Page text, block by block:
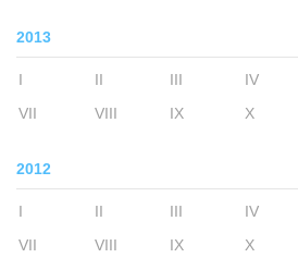
2013
I II III IV
VII
VIII IX X
2012
I II III IV
VII
VIII IX X